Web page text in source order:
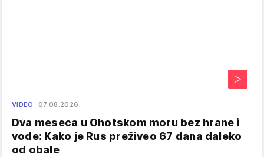
VIDEO 07.08.2026.
Dva meseca u Ohotskom moru bez hrane i
vode: Kako je Rus preživeo 67 dana daleko
od obale